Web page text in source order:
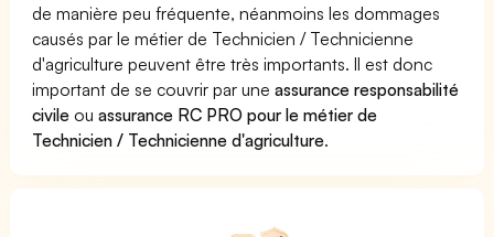
de manière peu fréquente, néanmoins les dommages
causés par le métier de Technicien / Technicienne
d'agriculture peuvent être très importants. Il est donc
important de se couvrir par uneassurance responsabilité
civile ouassurance RC PRO pour le métier de
Technicien / Technicienne d'agriculture.